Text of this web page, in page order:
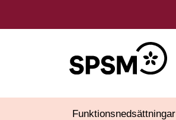
Funktionsnedsättningar